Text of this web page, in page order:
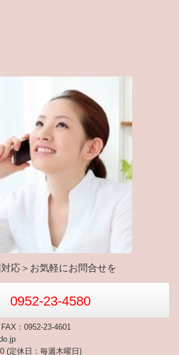
対応＞お気軽にお問合せを
0952-23-4580
FAX：0952-23-4601
(定休日：毎週木曜日)